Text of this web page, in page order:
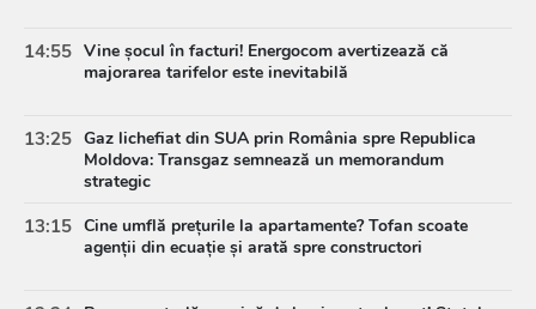
14:55 Vine șocul în facturi! Energocom avertizează că
majorarea tarifelor este inevitabilă
13:25 Gaz lichefiat din SUA prin România spre Republica
Moldova: Transgaz semnează un memorandum
strategic
13:15 Cine umflă prețurile la apartamente? Tofan scoate
agenții din ecuație și arată spre constructori